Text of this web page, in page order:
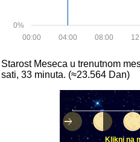
0%
08:00
04:00
00:00
Starost Meseca u trenutnom
sati, 33 minuta. (≈23.564 Dan)
Klikni na